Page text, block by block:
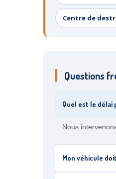
Centre de
Questions
Quel est le délai
Nous
Mon véhicule